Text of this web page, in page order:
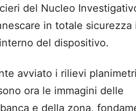
del Nucleo
in totale sicurezza
del dispositivo.
avviato i rilievi
ora le immagini delle
e della zona,